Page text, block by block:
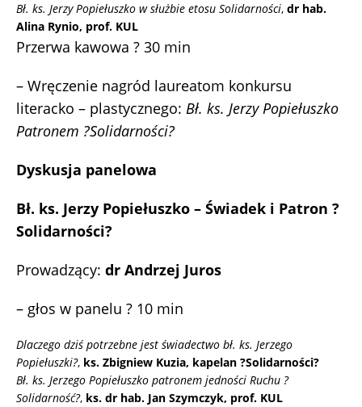
Bł. ks. Jerzy Popiełuszko w służbie etosu Solidarności, dr hab.
Alina Rynio, prof. KUL
Przerwa kawowa ? 30 min
– Wręczenie nagród laureatom konkursu
literacko – plastycznego: Bł. ks. Jerzy Popiełuszko
Patronem ?Solidarności?
Dyskusja panelowa
Bł. ks. Jerzy Popiełuszko – Świadek i Patron ?
Solidarności?
Prowadzący: dr Andrzej Juros
– głos w panelu ? 10 min
Dlaczego dziś potrzebne jest świadectwo bł. ks. Jerzego
Popiełuszki?, ks. Zbigniew Kuzia, kapelan ?Solidarności?
Bł. ks. Jerzego Popiełuszko patronem jedności Ruchu ?
Solidarność?, ks. dr hab. Jan Szymczyk, prof. KUL